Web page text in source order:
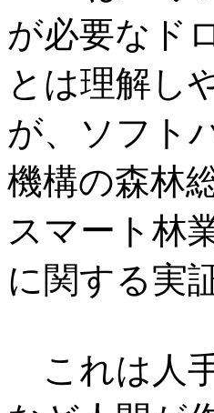
が必要なド
とは理解し
が、ソフト
機構の森林
スマート林
に関する実
これは人